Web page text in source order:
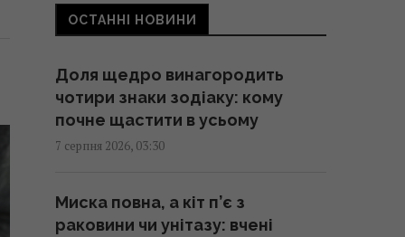
перемогти": ексчиновниця
НАТО про надання ракет
01:19 п'ятниця, 07 серпня 2026
Одне налаштування, яке варто
00:25 п'ятниця, 07 серпня 2026
ОСТАННІ НОВИНИ
Доля щедро винагородить
чотири знаки зодіаку: кому
почне щастити в усьому
7 серпня 2026, 03:30
Миска повна, а кіт п’є з
раковини чи унітазу: вчені